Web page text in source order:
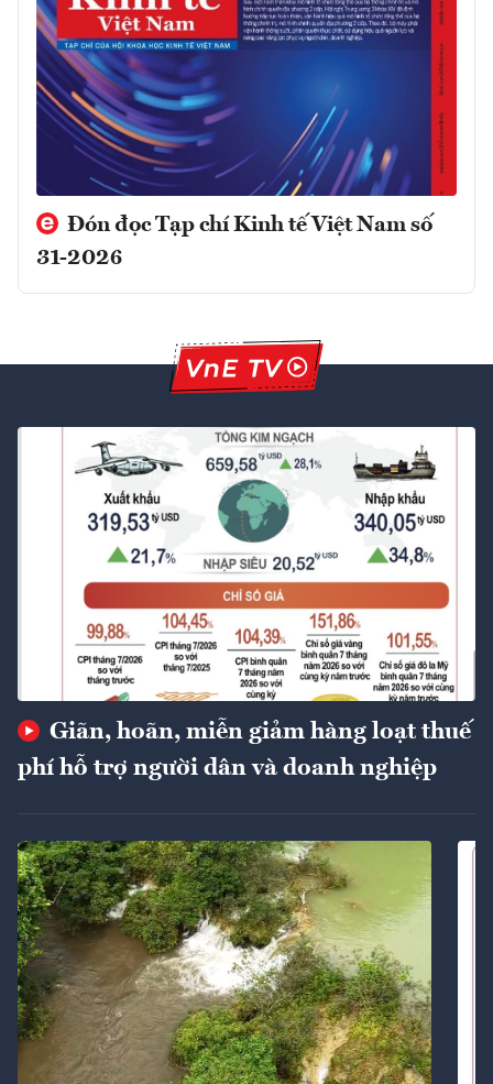
Đón đọc Tạp chí Kinh tế Việt Nam số
31-2026
Giãn, hoãn, miễn giảm hàng loạt thuế
phí hỗ trợ người dân và doanh nghiệp